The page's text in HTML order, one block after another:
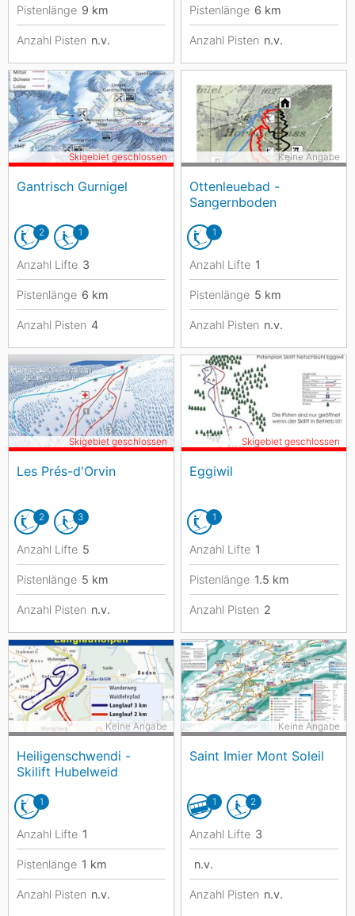
Pistenlänge 9 km
Anzahl Pisten n.v.
Pistenlänge 6 km
Anzahl Pisten n.v.
Gantrisch Gurnigel
Skigebiet geschlossen
2 1
Anzahl Lifte 3
Pistenlänge 6 km
Anzahl Pisten 4
Ottenleuebad -
Sangernboden
Keine Angabe
1
Anzahl Lifte 1
Pistenlänge 5 km
Anzahl Pisten n.v.
Les Prés-d'Orvin
Skigebiet geschlossen
2 3
Anzahl Lifte 5
Pistenlänge 5 km
Anzahl Pisten n.v.
Eggiwil
Skigebiet geschlossen
1
Anzahl Lifte 1
Pistenlänge 1.5 km
Anzahl Pisten 2
Heiligenschwendi -
Skilift Hubelweid
Keine Angabe
1
Anzahl Lifte 1
Pistenlänge 1 km
Anzahl Pisten n.v.
Saint Imier Mont Soleil
Keine Angabe
1 2
Anzahl Lifte 3
n.v.
Anzahl Pisten n.v.